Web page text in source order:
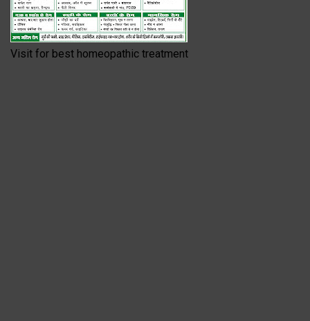
Visit for best homeopathic treatment